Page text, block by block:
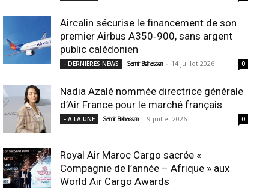
Aircalin sécurise le financement de son
premier Airbus A350‑900, sans argent
public calédonien
- DERNIÈRES NEWS Samir Belhassen - 14 juillet 2026 0
Nadia Azalé nommée directrice générale
d’Air France pour le marché français
- A LA UNE Samir Belhassen - 9 juillet 2026 0
Royal Air Maroc Cargo sacrée «
Compagnie de l’année – Afrique » aux
World Air Cargo Awards